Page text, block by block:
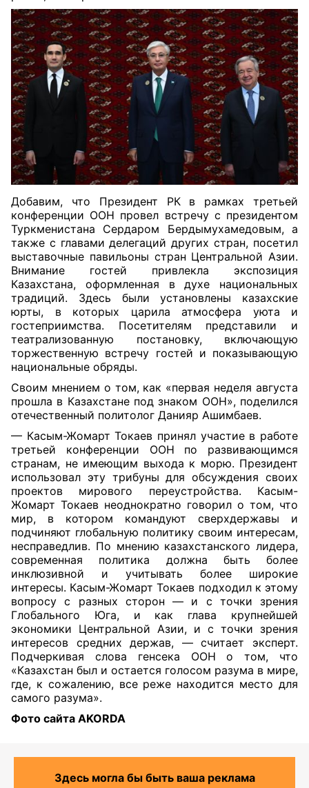
Добавим, что Президент РК в рамках третьей
конференции ООН провел встречу с президентом
Туркменистана Сердаром Бердымухамедовым, а
также с главами делегаций других стран, посетил
выставочные павильоны стран Центральной Азии.
Внимание гостей привлекла экспозиция
Казахстана, оформленная в духе национальных
традиций. Здесь были установлены казахские
юрты, в которых царила атмосфера уюта и
гостеприимства. Посетителям представили и
театрализованную постановку, включающую
торжественную встречу гостей и показывающую
национальные обряды.
Своим мнением о том, как «первая неделя августа
прошла в Казахстане под знаком ООН», поделился
отечественный политолог Данияр Ашимбаев.
— Касым-Жомарт Токаев принял участие в работе
третьей конференции ООН по развивающимся
странам, не имеющим выхода к морю. Президент
использовал эту трибуны для обсуждения своих
проектов мирового переустройства. Касым-
Жомарт Токаев неоднократно говорил о том, что
мир, в котором командуют сверхдержавы и
подчиняют глобальную политику своим интересам,
несправедлив. По мнению казахстанского лидера,
современная политика должна быть более
инклюзивной и учитывать более широкие
интересы. Касым-Жомарт Токаев подходил к этому
вопросу с разных сторон — и с точки зрения
Глобального Юга, и как глава крупнейшей
экономики Центральной Азии, и с точки зрения
интересов средних держав, — считает эксперт.
Подчеркивая слова генсека ООН о том, что
«Казахстан был и остается голосом разума в мире,
где, к сожалению, все реже находится место для
самого разума».
Фото сайта AKORDA
Здесь могла бы быть ваша реклама